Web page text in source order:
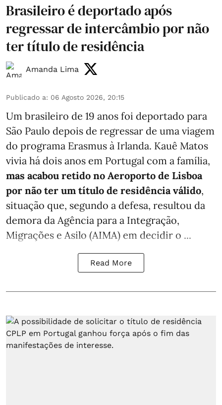
Brasileiro é deportado após
regressar de intercâmbio por não
ter título de residência
Amanda Lima
Publicado a: 06 Agosto 2026, 20:15
Um brasileiro de 19 anos foi deportado para
São Paulo depois de regressar de uma viagem
do programa Erasmus à Irlanda. Kauê Matos
vivia há dois anos em Portugal com a família,
mas acabou retido no Aeroporto de Lisboa
por não ter um título de residência válido,
situação que, segundo a defesa, resultou da
demora da Agência para a Integração,
Migrações e Asilo (AIMA) em decidir o ...
Read More